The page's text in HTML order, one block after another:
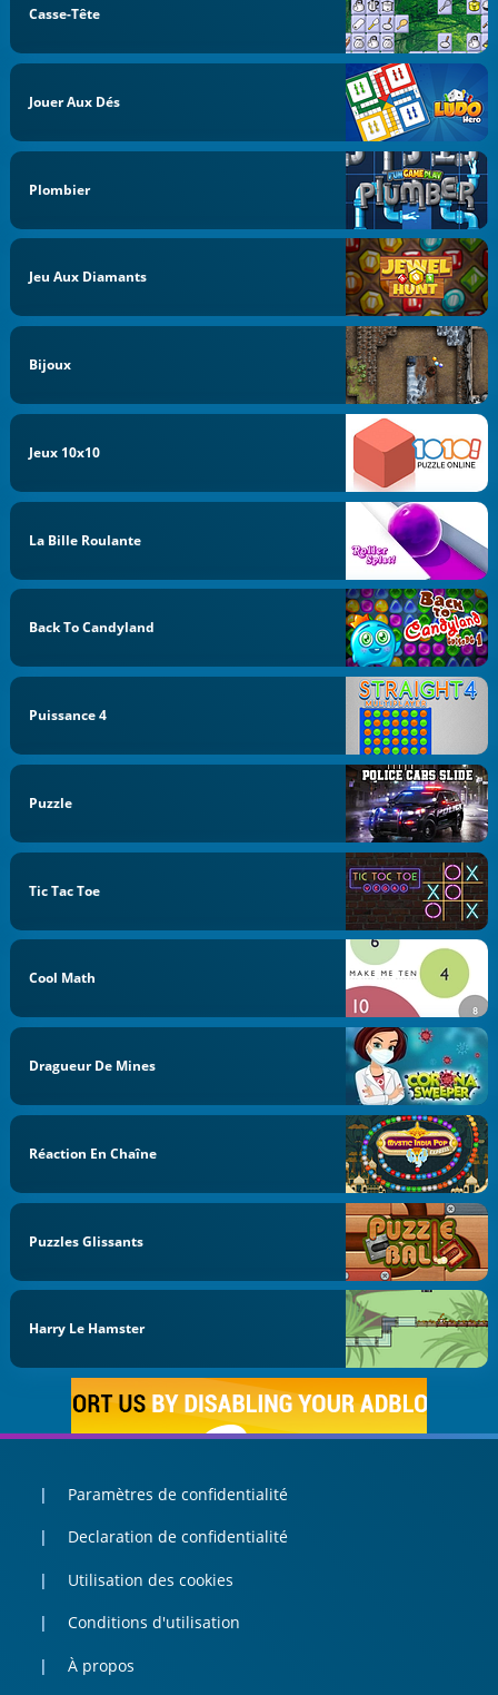
Casse-Tête
Jouer Aux Dés
Plombier
Jeu Aux Diamants
Bijoux
Jeux 10x10
La Bille Roulante
Back To Candyland
Puissance 4
Puzzle
Tic Tac Toe
Cool Math
Dragueur De Mines
Réaction En Chaîne
Puzzles Glissants
Harry Le Hamster
Paramètres de confidentialité
Declaration de confidentialité
Utilisation des cookies
Conditions d'utilisation
À propos